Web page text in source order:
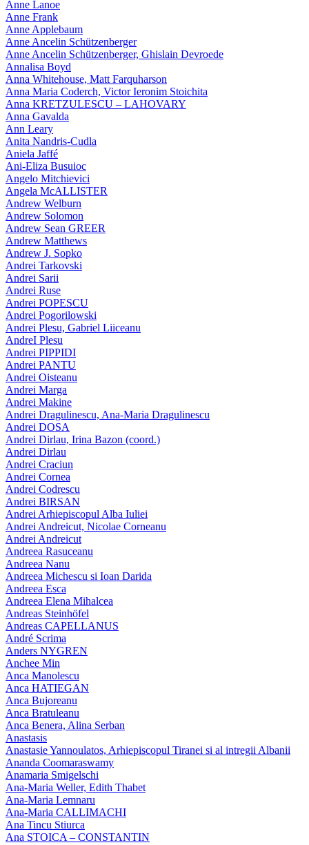
Anne Lanoe
Anne Frank
Anne Applebaum
Anne Ancelin Schützenberger
Anne Ancelin Schützenberger, Ghislain Devroede
Annalisa Boyd
Anna Whitehouse, Matt Farquharson
Anna Maria Coderch, Victor Ieronim Stoichita
Anna KRETZULESCU – LAHOVARY
Anna Gavalda
Ann Leary
Anita Nandris-Cudla
Aniela Jaffé
Ani-Eliza Busuioc
Angelo Mitchievici
Angela McALLISTER
Andrew Welburn
Andrew Solomon
Andrew Sean GREER
Andrew Matthews
Andrew J. Sopko
Andrei Tarkovski
Andrei Sarii
Andrei Ruse
Andrei POPESCU
Andrei Pogorilowski
Andrei Plesu, Gabriel Liiceanu
AndreI Plesu
Andrei PIPPIDI
Andrei PANTU
Andrei Oisteanu
Andrei Marga
Andrei Makine
Andrei Dragulinescu, Ana-Maria Dragulinescu
Andrei DOSA
Andrei Dirlau, Irina Bazon (coord.)
Andrei Dirlau
Andrei Craciun
Andrei Cornea
Andrei Codrescu
Andrei BIRSAN
Andrei Arhiepiscopul Alba Iuliei
Andrei Andreicut, Nicolae Corneanu
Andrei Andreicut
Andreea Rasuceanu
Andreea Nanu
Andreea Michescu si Ioan Darida
Andreea Esca
Andreea Elena Mihalcea
Andreas Steinhöfel
Andreas CAPELLANUS
André Scrima
Anders NYGREN
Anchee Min
Anca Manolescu
Anca HATIEGAN
Anca Bujoreanu
Anca Bratuleanu
Anca Benera, Alina Serban
Anastasis
Anastasie Yannoulatos, Arhiepiscopul Tiranei si al intregii Albanii
Ananda Coomaraswamy
Anamaria Smigelschi
Ana-Maria Weller, Edith Thabet
Ana-Maria Lemnaru
Ana-Maria CALLIMACHI
Ana Tincu Stiurca
Ana STOICA – CONSTANTIN